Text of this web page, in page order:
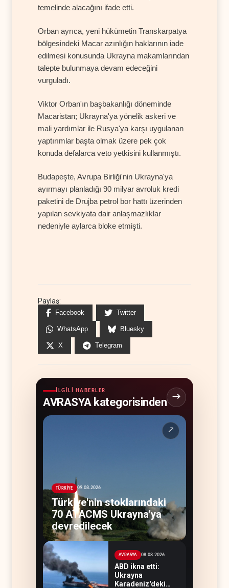
temelinde alacağını ifade etti.
Orban ayrıca, yeni hükümetin Transkarpatya
bölgesindeki Macar azınlığın haklarının iade
edilmesi konusunda Ukrayna makamlarından
talepte bulunmaya devam edeceğini
vurguladı.
Viktor Orban'ın başbakanlığı döneminde
Macaristan; Ukrayna'ya yönelik askeri ve
mali yardımlar ile Rusya'ya karşı uygulanan
yaptırımlar başta olmak üzere pek çok
konuda defalarca veto yetkisini kullanmıştı.
Budapeşte, Avrupa Birliği'nin Ukrayna'ya
ayırmayı planladığı 90 milyar avroluk kredi
paketini de Drujba petrol bor hattı üzerinden
yapılan sevkiyata dair anlaşmazlıklar
nedeniyle aylarca bloke etmişti.
Paylaş:
Facebook Twitter
WhatsApp Bluesky
X Telegram
İLGILI HABERLER
AVRASYA kategorisinden
↗
TÜRKİYE 09.08.2026
Türkiye'nin stoklarındaki
70 ATACMS Ukrayna'ya
devredilecek
AVRASYA 08.08.2026
ABD ikna etti:
Ukrayna
Karadeniz'deki